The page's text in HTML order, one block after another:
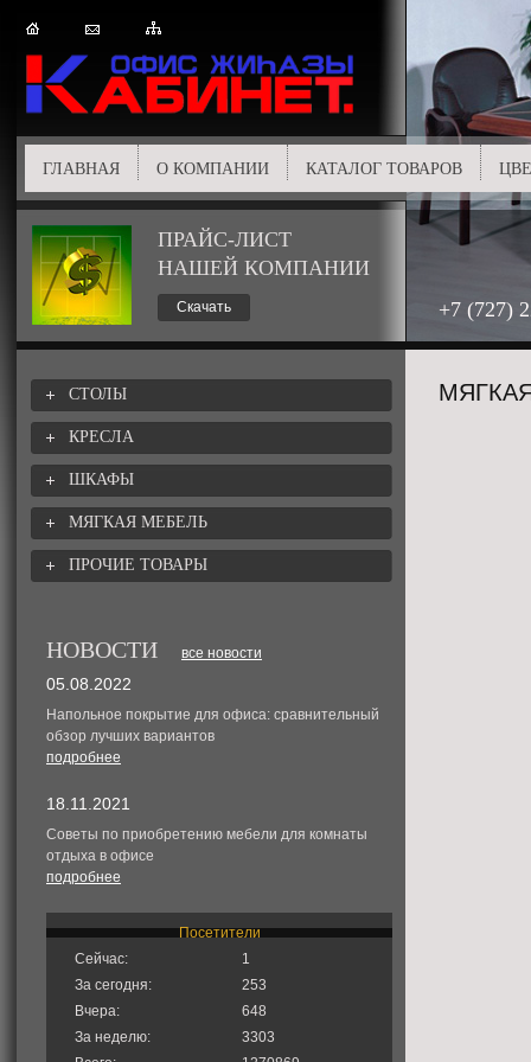
ГЛАВНАЯ О КОМПАНИИ КАТАЛОГ ТОВАРОВ
ПРАЙС-ЛИСТ
НАШЕЙ КОМПАНИИ
Скачать +7 (727)
СТОЛЫ
КРЕСЛА
ШКАФЫ
МЯГКАЯ МЕБЕЛЬ
ПРОЧИЕ ТОВАРЫ
НОВОСТИ все новости
05.08.2022
Напольное покрытие для офиса: сравнительный
обзор лучших вариантов
подробнее
18.11.2021
Советы по приобретению мебели для комнаты
отдыха в офисе
подробнее
Посетители
Сейчас:
1
За сегодня:
253
Вчера:
648
За неделю:
3303